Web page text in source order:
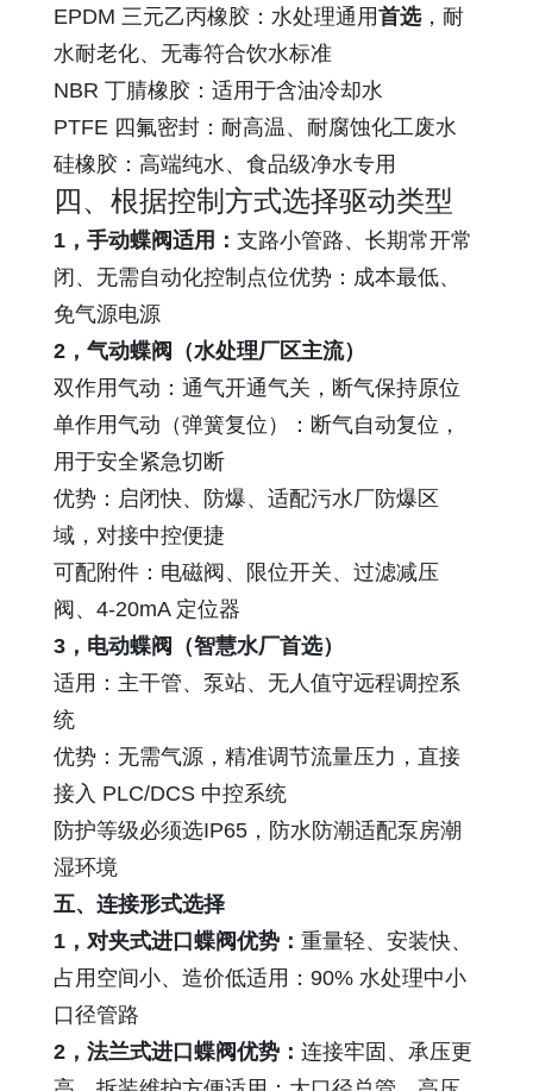
EPDM 三元乙丙橡胶：水处理通用首选，耐
水耐老化、无毒符合饮水标准
NBR 丁腈橡胶：适用于含油冷却水
PTFE 四氟密封：耐高温、耐腐蚀化工废水
硅橡胶：高端纯水、食品级净水专用
四、根据控制方式选择驱动类型
1，手动蝶阀适用： 支路小管路、长期常开常
闭、无需自动化控制点位优势：成本最低、
免气源电源
2，气动蝶阀（水处理厂区主流）
双作用气动：通气开通气关，断气保持原位
单作用气动（弹簧复位）：断气自动复位，
用于安全紧急切断
优势：启闭快、防爆、适配污水厂防爆区
域，对接中控便捷
可配附件：电磁阀、限位开关、过滤减压
阀、4-20mA 定位器
3，电动蝶阀（智慧水厂首选）
适用：主干管、泵站、无人值守远程调控系
统
优势：无需气源，精准调节流量压力，直接
接入 PLC/DCS 中控系统
防护等级必须选IP65，防水防潮适配泵房潮
湿环境
五、连接形式选择
1，对夹式进口蝶阀优势： 重量轻、安装快、
占用空间小、造价低适用：90% 水处理中小
口径管路
2，法兰式进口蝶阀优势： 连接牢固、承压更